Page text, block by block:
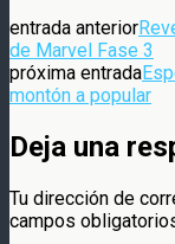
entrada anterior
de Marvel Fase 3
próxima entrada
montón a popular
Deja una
Tu dirección de
campos